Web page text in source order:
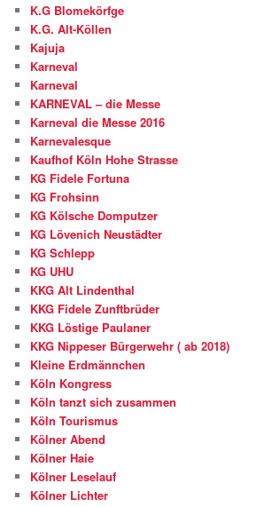
K.G Blomekörfge
K.G. Alt-Köllen
Kajuja
Karneval
Karneval
KARNEVAL – die Messe
Karneval die Messe 2016
Karnevalesque
Kaufhof Köln Hohe Strasse
KG Fidele Fortuna
KG Frohsinn
KG Kölsche Domputzer
KG Lövenich Neustädter
KG Schlepp
KG UHU
KKG Alt Lindenthal
KKG Fidele Zunftbrüder
KKG Löstige Paulaner
KKG Nippeser Bürgerwehr ( ab 2018)
Kleine Erdmännchen
Köln Kongress
Köln tanzt sich zusammen
Köln Tourismus
Kölner Abend
Kölner Haie
Kölner Leselauf
Kölner Lichter